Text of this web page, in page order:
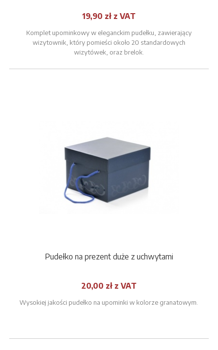
19,90 zł z VAT
Komplet upominkowy w eleganckim pudełku, zawierający
wizytownik, który pomieści około 20 standardowych
wizytówek, oraz brelok.
Pudełko na prezent duże z uchwytami
20,00 zł z VAT
Wysokiej jakości pudełko na upominki w kolorze granatowym.